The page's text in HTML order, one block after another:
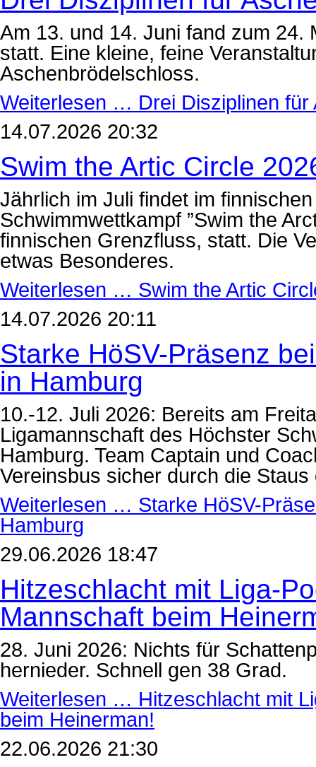
Am 13. und 14. Juni fand zum 24.
statt. Eine kleine, feine
Aschenbrödelschloss.
Weiterlesen … Drei Disziplinen
14.07.2026 20:32
Swim the Artic Circle
Jährlich im Juli findet im
Schwimmwettkampf ”Swim the
finnischen Grenzfluss, statt. Die
etwas Besonderes.
Weiterlesen … Swim the Artic
14.07.2026 20:11
Starke HöSV-Präsenz
in Hamburg
10.-12. Juli 2026: Bereits am
Ligamannschaft des Höchster
Hamburg. Team Captain und
Vereinsbus sicher durch die
Weiterlesen … Starke HöSV-
Hamburg
29.06.2026 18:47
Hitzeschlacht mit Liga-
Mannschaft beim
28. Juni 2026: Nichts für
hernieder. Schnell gen 38 Grad.
Weiterlesen … Hitzeschlacht mit
beim Heinerman!
22.06.2026 21:30